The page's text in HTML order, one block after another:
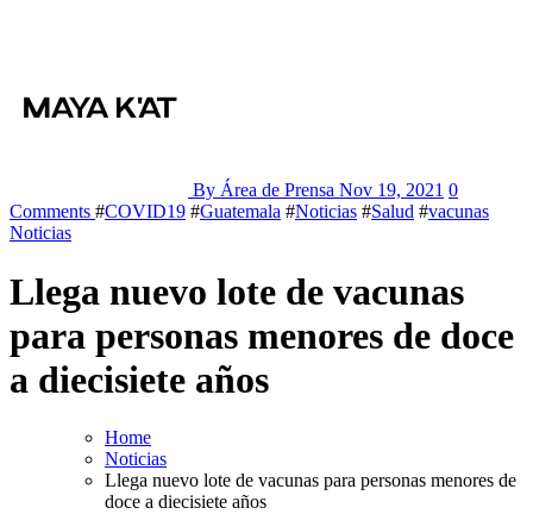
By Área de Prensa Nov 19, 2021 0
Comments #COVID19 #Guatemala #Noticias #Salud #vacunas
Noticias
Llega nuevo lote de vacunas
para personas menores de doce
a diecisiete años
Home
Noticias
Llega nuevo lote de vacunas para personas menores de
doce a diecisiete años